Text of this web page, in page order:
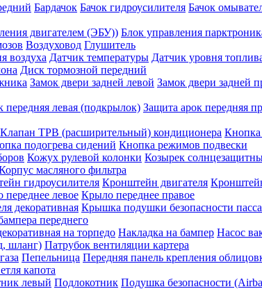
Бардачок Бачок гидроусилителя Бачок
двигателем (ЭБУ)) Блок управления
Воздуховод Глушитель
воздуха Датчик температуры Датчик уровня
Диск тормозной передний
Замок двери задней левой Замок двери задней
передняя левая (подкрылок) Защита арок передняя
Клапан ТРВ (расширительный) кондиционера Кнопка
подогрева сидений Кнопка режимов подвески
Кожух рулевой колонки Козырек
масляного фильтра
гидроусилителя Кронштейн двигателя
переднее левое Крыло переднее правое
декоративная Крышка подушки безопасности
переднего
на торпедо Накладка на бампер Насос
шланг) Патрубок вентиляции картера
Пепельница Передняя панель крепления
капота
левый Подлокотник Подушка безопасности